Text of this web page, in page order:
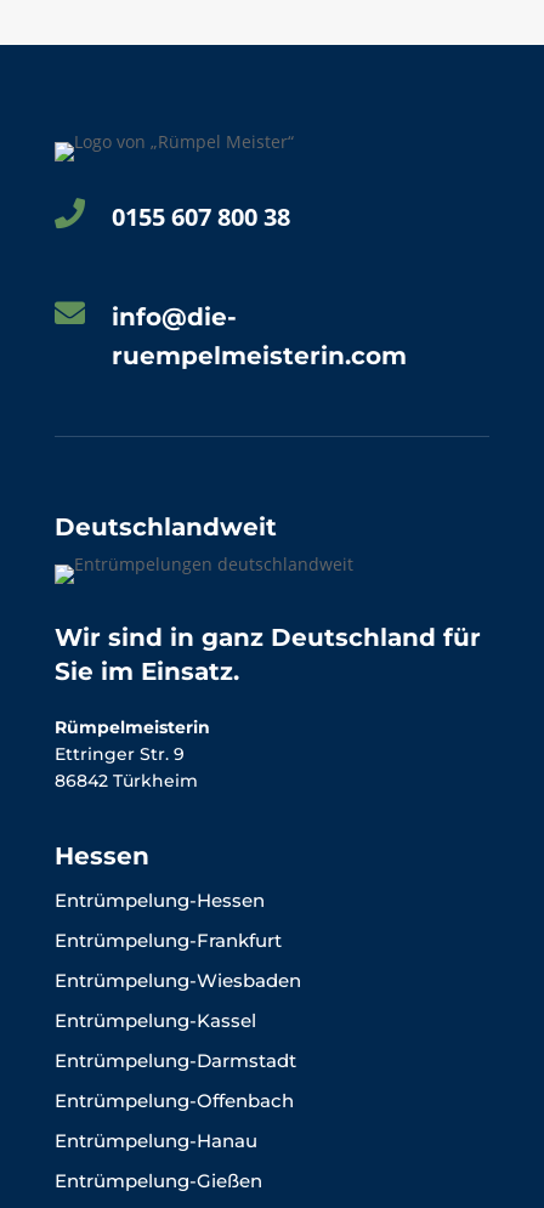
 0155 607 800 38

info@die-
ruempelmeisterin.com
Deutschlandweit
Wir sind in ganz Deutschland für
Sie im Einsatz.
Rümpelmeisterin
Ettringer Str. 9
86842 Türkheim
Hessen
Entrümpelung-Hessen
Entrümpelung-Frankfurt
Entrümpelung-Wiesbaden
Entrümpelung-Kassel
Entrümpelung-Darmstadt
Entrümpelung-Offenbach
Entrümpelung-Hanau
Entrümpelung-Gießen